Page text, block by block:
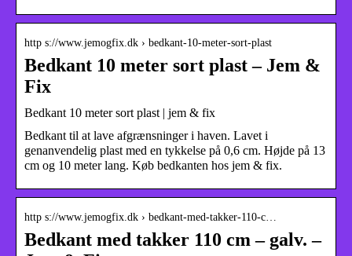
http s://www.jemogfix.dk › bedkant-10-meter-sort-plast
Bedkant 10 meter sort plast – Jem &
Fix
Bedkant 10 meter sort plast | jem & fix
Bedkant til at lave afgrænsninger i haven. Lavet i
genanvendelig plast med en tykkelse på 0,6 cm. Højde på 13
cm og 10 meter lang. Køb bedkanten hos jem & fix.
http s://www.jemogfix.dk › bedkant-med-takker-110-c…
Bedkant med takker 110 cm – galv. –